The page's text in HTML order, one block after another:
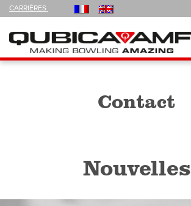
CARRIÈRES
FOLLOW
US
Navigation
Contact
Nouvelles